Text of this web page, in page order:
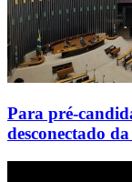
Para pré-
desconectado